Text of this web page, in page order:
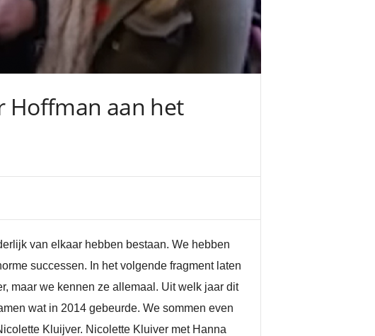
Hoffman aan het
van elkaar hebben bestaan. We hebben
successen. In het volgende fragment laten
maar we kennen ze allemaal. Uit welk jaar dit
wat in 2014 gebeurde. We sommen even
Kluijver. Nicolette Kluiver met Hanna